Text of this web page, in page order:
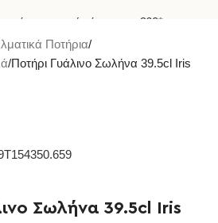
για αγορές άνω των €60*
κατάστημα Θεσσαλονίκης σε 20'
Ποτήρια
Ποτήρι Γυάλινο Σωλήνα 39.5cl Iris
Σωλήνα 39.5cl Iris